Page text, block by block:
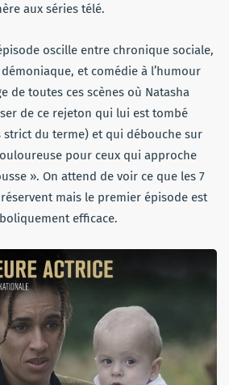
aux séries télé.
oscille entre chronique sociale,
et comédie à l’humour
de toutes ces scènes où Natasha
de ce rejeton qui lui est tombé
strict du terme) et qui débouche sur
pour ceux qui approche
». On attend de voir ce que les 7
mais le premier épisode est
efficace.